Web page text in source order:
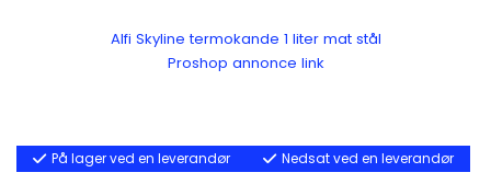
Alfi Skyline termokande 1 liter mat stål
Proshop annonce link
På lager ved en leverandør Nedsat ved en leverandør